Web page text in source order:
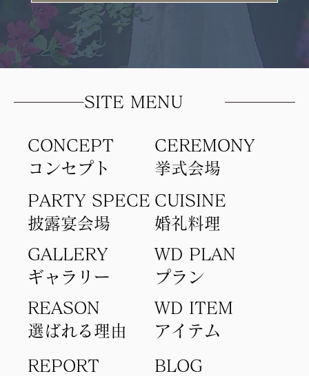
CONCEPT
コンセプト​
​CEREMONY
​挙式会場
GALLERY
ギャラリー
PARTY SPECE
​披露宴会場
CUISINE
​婚礼料理
BLOG
REPORT
アイテム​
WD ITEM
選ばれる理由
REASON
​プラン
WD PLAN
SITE MENU